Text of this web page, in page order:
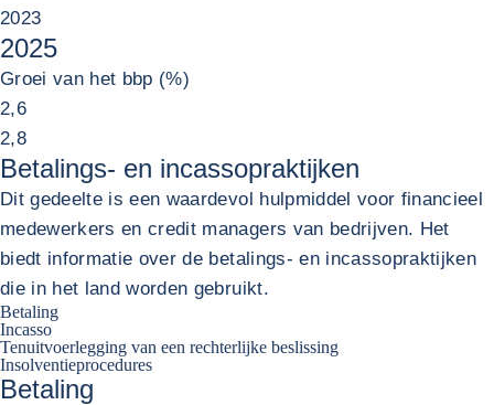
2023
2025
Groei van het bbp (%)
2,6
2,8
Betalings- en incassopraktijken
Dit gedeelte is een waardevol hulpmiddel voor financieel
medewerkers en credit managers van bedrijven. Het
biedt informatie over de betalings- en incassopraktijken
die in het land worden gebruikt.
Betaling
Incasso
Tenuitvoerlegging van een rechterlijke beslissing
Insolventieprocedures
Betaling